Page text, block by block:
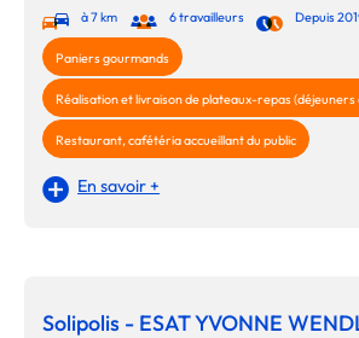
à 7 km 6 travailleurs Depuis
Paniers gourmands
Réalisation et livraison de plateaux-repas
Restaurant, cafétéria accueillant du public
En savoir +
Solipolis - ESAT YVONNE